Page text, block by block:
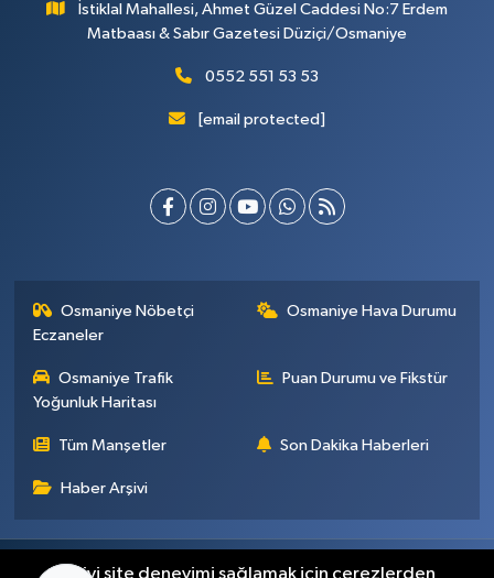
İstiklal Mahallesi, Ahmet Güzel Caddesi No:7 Erdem
Matbaası & Sabır Gazetesi Düziçi/Osmaniye
0552 551 53 53
[email protected]
Osmaniye Nöbetçi
Eczaneler
Osmaniye Hava Durumu
Osmaniye Trafik
Yoğunluk Haritası
Puan Durumu ve Fikstür
Tüm Manşetler Son Dakika Haberleri
Haber Arşivi
Künye İletişim Gizlilik Sözleşmesi
En iyi site deneyimi sağlamak için çerezlerden